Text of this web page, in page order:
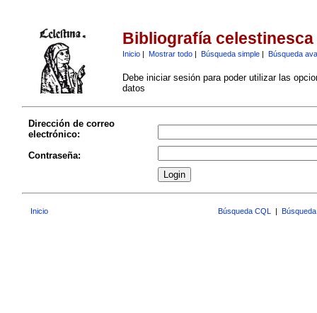
Bibliografía celestinesca
Inicio| Mostrar todo| Búsqueda simple| Búsqueda
Debe iniciar sesión para poder utilizar las
datos
Dirección de correo
electrónico:
Contraseña:
Inicio Búsqueda CQL |